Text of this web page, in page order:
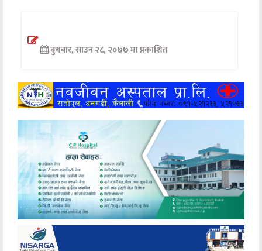
अन्तर्वार्ता
खेलकुद
मनोरञ्जन
अन्य
बुधबार, साउन २८, २०७७ मा प्रकाशित